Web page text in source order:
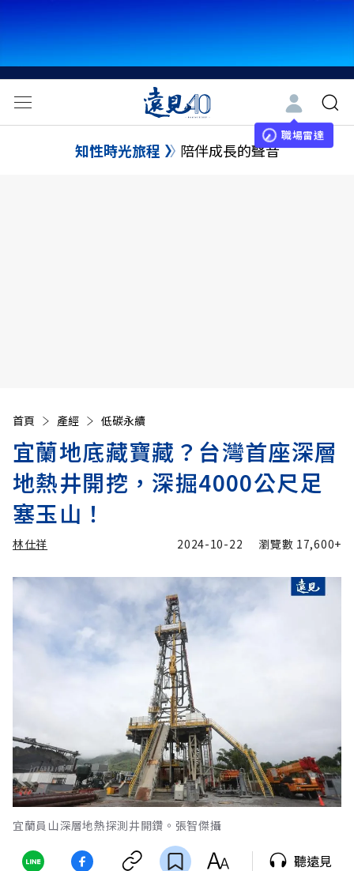
職場雷達
知性時光旅程 陪伴成長的聲音
首頁 產經 低碳永續
宜蘭地底藏寶藏？台灣首座深層
地熱井開挖，深掘4000公尺足
塞玉山！
林仕祥 2024-10-22 瀏覽數 17,600+
宜蘭員山深層地熱探測井開鑽。張智傑攝
聽遠見